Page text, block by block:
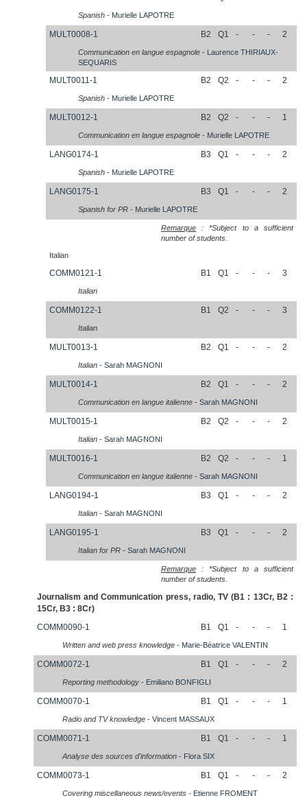
Spanish - Murielle LAPOTRE
MULT0008-1 B2 Q1 - - - 2
Communication en langue espagnole - Laurence THIRIAUX-
SEQUARIS
MULT0011-1 B2 Q2 - - - 2
Spanish - Murielle LAPOTRE
MULT0012-1 B2 Q2 - - - 1
Communication en langue espagnole - Murielle LAPOTRE
LANG0174-1 B3 Q1 - - - 2
Spanish - Murielle LAPOTRE
LANG0175-1 B3 Q1 - - - 2
Spanish for PR - Murielle LAPOTRE
Remarque : *Subject to a sufficient
number of students.
Italian
COMM0121-1 B1 Q1 - - - 3
Italian
COMM0122-1 B1 Q2 - - - 3
Italian
MULT0013-1 B2 Q1 - - - 2
Italian - Sarah MAGNONI
MULT0014-1 B2 Q1 - - - 2
Communication en langue italienne - Sarah MAGNONI
MULT0015-1 B2 Q2 - - - 2
Italian - Sarah MAGNONI
MULT0016-1 B2 Q2 - - - 1
Communication en langue italienne - Sarah MAGNONI
LANG0194-1 B3 Q1 - - - 2
Italian - Sarah MAGNONI
LANG0195-1 B3 Q1 - - - 2
Italian for PR - Sarah MAGNONI
Remarque : *Subject to a sufficient
number of students.
Journalism and Communication press, radio, TV (B1 : 13Cr, B2 :
15Cr, B3 : 8Cr)
COMM0090-1
B1 Q1 - - - 1
Written and web press knowledge - Marie-Béatrice VALENTIN
COMM0072-1 B1 Q1 - - - 2
Reporting methodology - Emiliano BONFIGLI
COMM0070-1 B1 Q1 - - - 1
Radio and TV knowledge - Vincent MASSAUX
COMM0071-1 B1 Q1 - - - 1
Analyse des sources d'information - Flora SIX
COMM0073-1 B1 Q1 - - - 2
Covering miscellaneous news/events - Etienne FROMENT